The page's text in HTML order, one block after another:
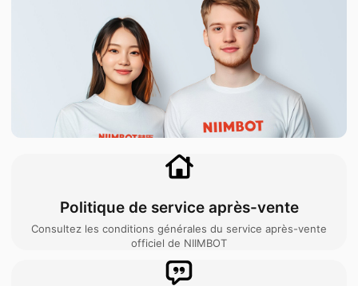
Politique de service après-vente
Consultez les conditions générales du service après-vente
officiel de NIIMBOT